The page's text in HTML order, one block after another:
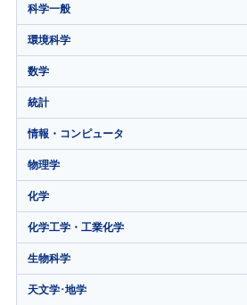
科学一般
環境科学
数学
統計
情報・コンピュータ
物理学
化学
化学工学・工業化学
生物科学
天文学･地学